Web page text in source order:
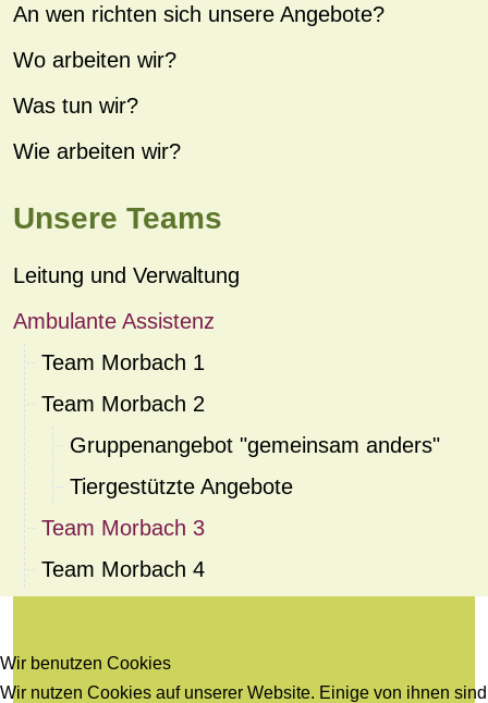
An wen richten sich unsere Angebote?
Wo arbeiten wir?
Was tun wir?
Wie arbeiten wir?
Unsere Teams
Leitung und Verwaltung
Ambulante Assistenz
Team Morbach 1
Team Morbach 2
Gruppenangebot "gemeinsam anders"
Tiergestützte Angebote
Team Morbach 3
Team Morbach 4
Wir benutzen Cookies
Wir nutzen Cookies auf unserer Website. Einige von ihnen sind